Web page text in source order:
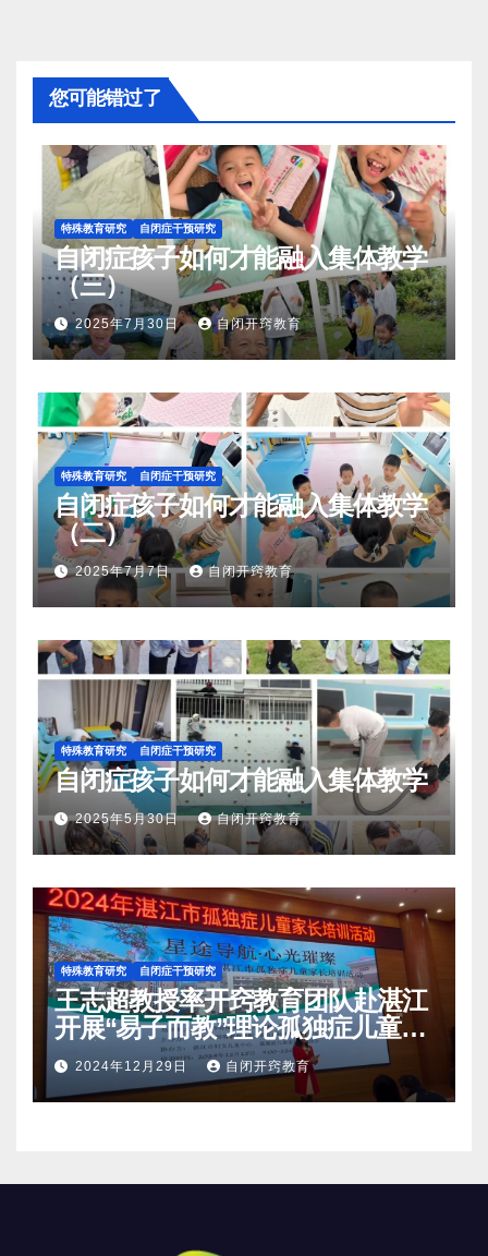
您可能错过了
特殊教育研究 自闭症干预研究
自闭症孩子如何才能融入集体教学
（三）
2025年7月30日 自闭开窍教育
特殊教育研究 自闭症干预研究
自闭症孩子如何才能融入集体教学
（二）
2025年7月7日 自闭开窍教育
特殊教育研究 自闭症干预研究
自闭症孩子如何才能融入集体教学
2025年5月30日 自闭开窍教育
特殊教育研究 自闭症干预研究
王志超教授率开窍教育团队赴湛江
开展“易子而教”理论孤独症儿童家
长培训活动
2024年12月29日 自闭开窍教育